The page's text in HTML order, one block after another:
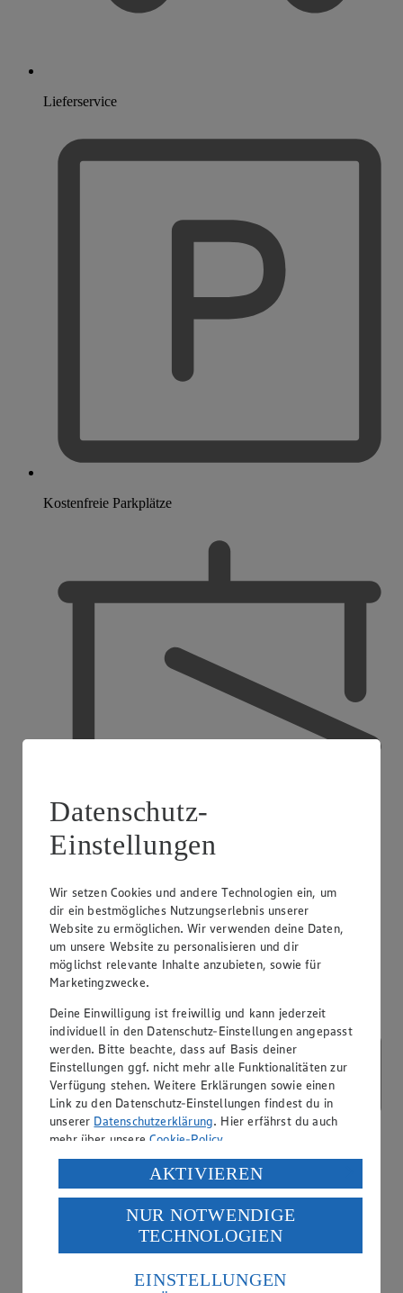
Lieferservice
Kostenfreie Parkplätze
Ausbildender Betrieb
Datenschutz-
Einstellungen
Wir setzen Cookies und andere Technologien ein, um
dir ein bestmögliches Nutzungserlebnis unserer
Website zu ermöglichen. Wir verwenden deine Daten,
um unsere Website zu personalisieren und dir
möglichst relevante Inhalte anzubieten, sowie für
Marketingzwecke.
Deine Einwilligung ist freiwillig und kann jederzeit
individuell in den Datenschutz-Einstellungen angepasst
werden. Bitte beachte, dass auf Basis deiner
Einstellungen ggf. nicht mehr alle Funktionalitäten zur
Verfügung stehen. Weitere Erklärungen sowie einen
Link zu den Datenschutz-Einstellungen findest du in
unserer Datenschutzerklärung. Hier erfährst du auch
mehr über unsereCookie-Policy.
Verarbeitung deiner personenbezogenen Daten in den
USA durch Facebook und YouTube:
Wenn du auf „Aktivieren“ klickst, willigst du im Sinne
des Art. 49 Abs. 1 Satz 1 lit. a) DSGVO ein, dass deine
Daten in den USA verarbeitet werden. Der EuGH sieht
die USA als Land mit einem nach europäischen
AKTIVIEREN
NUR NOTWENDIGE
TECHNOLOGIEN
EINSTELLUNGEN